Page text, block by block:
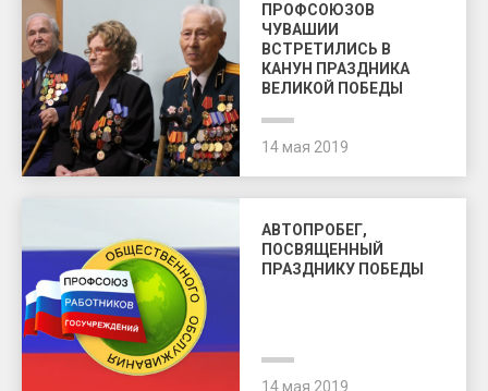
ПРОФСОЮЗОВ
ЧУВАШИИ
ВСТРЕТИЛИСЬ В
КАНУН ПРАЗДНИКА
ВЕЛИКОЙ ПОБЕДЫ
14 мая 2019
АВТОПРОБЕГ,
ПОСВЯЩЕННЫЙ
ПРАЗДНИКУ ПОБЕДЫ
14 мая 2019